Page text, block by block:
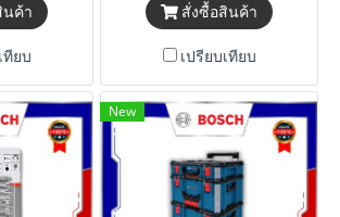
นค้า
ทียบ
สั่งซื้อสินค้า
เปรียบเทียบ
New